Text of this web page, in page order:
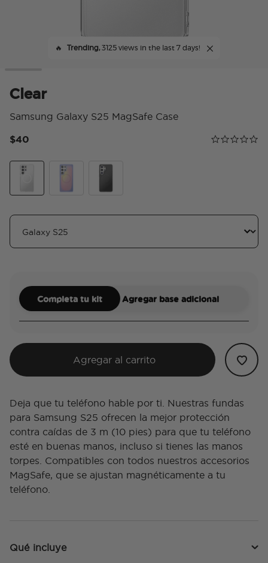
🔥 Trending,3125 views in the last 7 days!
Clear
Samsung Galaxy S25 MagSafe Case
Calificación
0.0 star rating
$40
Completa tu kit Agregar base adicional
Agregar al carrito
Deja que tu teléfono hable por ti. Nuestras fundas
para Samsung S25 ofrecen la mejor protección
contra caídas de 3 m (10 pies) para que tu teléfono
esté en buenas manos, incluso si tienes las manos
torpes. Compatibles con todos nuestros accesorios
MagSafe, que se ajustan magnéticamente a tu
teléfono.
Qué incluye